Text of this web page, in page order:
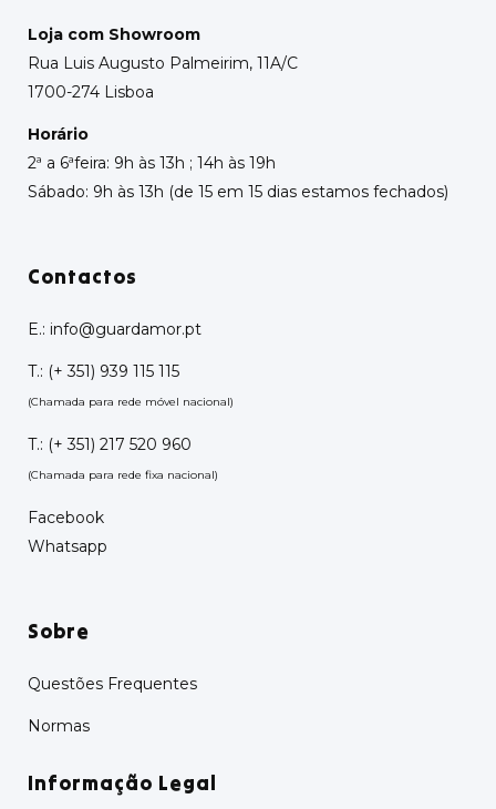
Loja com Showroom
Rua Luis Augusto Palmeirim, 11A/C
1700-274 Lisboa
Horário
2ª a 6ªfeira: 9h às 13h ; 14h às 19h
Sábado: 9h às 13h (de 15 em 15 dias estamos fechados)
Contactos
E.: info@guardamor.pt
T.: (+ 351) 939 115 115
(Chamada para rede móvel nacional)
T.: (+ 351) 217 520 960
(Chamada para rede fixa nacional)
Facebook
Whatsapp
Sobre
Questões Frequentes
Normas
Informação Legal